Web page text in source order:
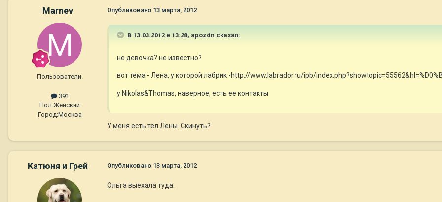
Marnev
Пользователи.
391
Пол:Женский
Город:Москва
Опубликовано 13 марта, 2012
В 13.03.2012 в 13:28, apozdn сказал:
не девочка? не известно?
вот тема - Лена, у которой лабрик -http://www.labrador.ru/ipb/
у Nikolas&Thomas, наверное, есть ее контакты
У меня есть тел Лены. Скинуть?
Катюня и Грей Опубликовано 13 марта, 2012
Ольга выехала туда.